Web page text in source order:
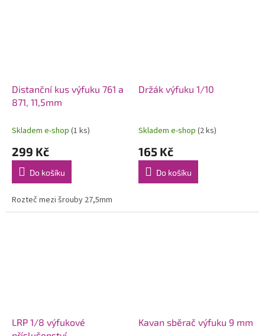
Distanční kus výfuku 761 a
871, 11,5mm
Skladem e-shop (1 ks)
299 Kč
Do košíku
Rozteč mezi šrouby 27,5mm
Držák výfuku 1/10
Skladem e-shop (2 ks)
165 Kč
Do košíku
LRP 1/8 výfukové
Kavan sběrač výfuku 9 mm